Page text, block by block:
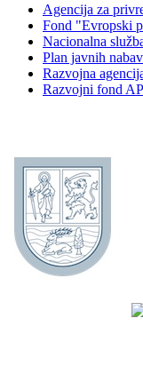
Agencija za
Fond "Evropski
Nacionalna
Plan javnih
Razvojna
Razvojni fond